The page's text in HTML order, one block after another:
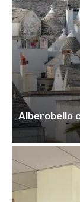
Alberobello